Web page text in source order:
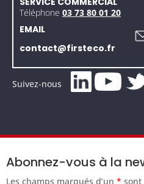
Téléphone 03 73 80 01 20
EMAIL
contact@firsteco.fr
Suivez-nous
Abonnez-vous à la
Les champs marqués d’un * sont